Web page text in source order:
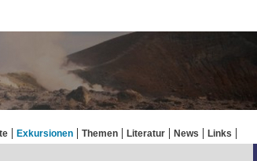
Exkursionen Themen Literatur News Links